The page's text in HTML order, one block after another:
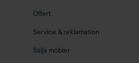
Offert
Service & reklamation
Sälja möbler